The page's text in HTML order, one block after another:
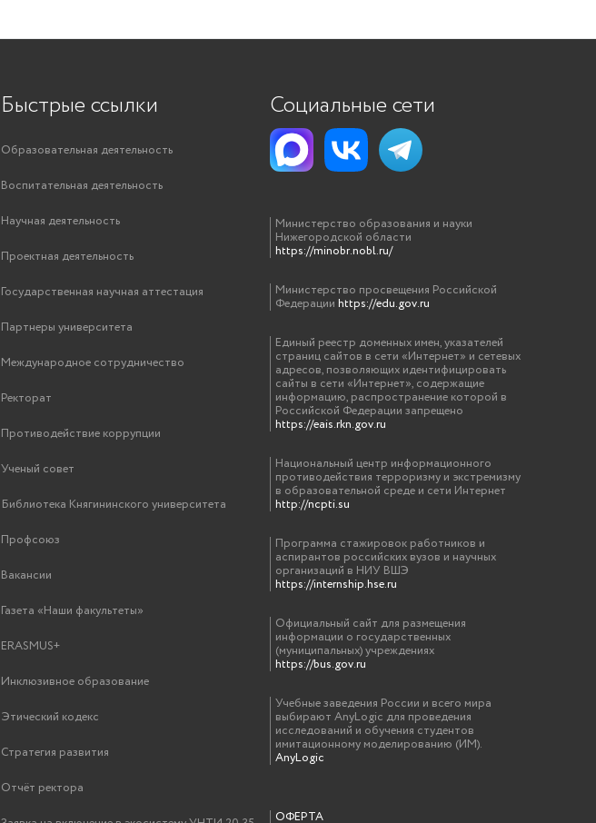
Быстрые ссылки
Образовательная деятельность
Воспитательная деятельность
Научная деятельность
Проектная деятельность
Государственная научная аттестация
Партнеры университета
Международное сотрудничество
Ректорат
Противодействие коррупции
Ученый совет
Библиотека Княгининского университета
Профсоюз
Вакансии
Газета «Наши факультеты»
ERASMUS+
Инклюзивное образование
Этический кодекс
Стратегия развития
Отчёт ректора
Социальные сети
Министерство образования и науки
Нижегородской области
https://minobr.nobl.ru/
Министерство просвещения Российской
Федерации https://edu.gov.ru
Единый реестр доменных имен, указателей
страниц сайтов в сети «Интернет» и сетевых
адресов, позволяющих идентифицировать
сайты в сети «Интернет», содержащие
информацию, распространение которой в
Российской Федерации запрещено
https://eais.rkn.gov.ru
Национальный центр информационного
противодействия терроризму и экстремизму
в образовательной среде и сети Интернет
http://ncpti.su
Программа стажировок работников и
аспирантов российских вузов и научных
организаций в НИУ ВШЭ
https://internship.hse.ru
Официальный сайт для размещения
информации о государственных
(муниципальных) учреждениях
https://bus.gov.ru
Учебные заведения России и всего мира
выбирают AnyLogic для проведения
исследований и обучения студентов
имитационному моделированию (ИМ).
AnyLogic
ОФЕРТА